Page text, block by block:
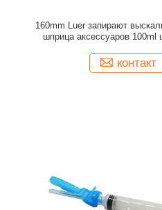
160mm Luer запирают
шприца аксессуаров 100ml
контакт